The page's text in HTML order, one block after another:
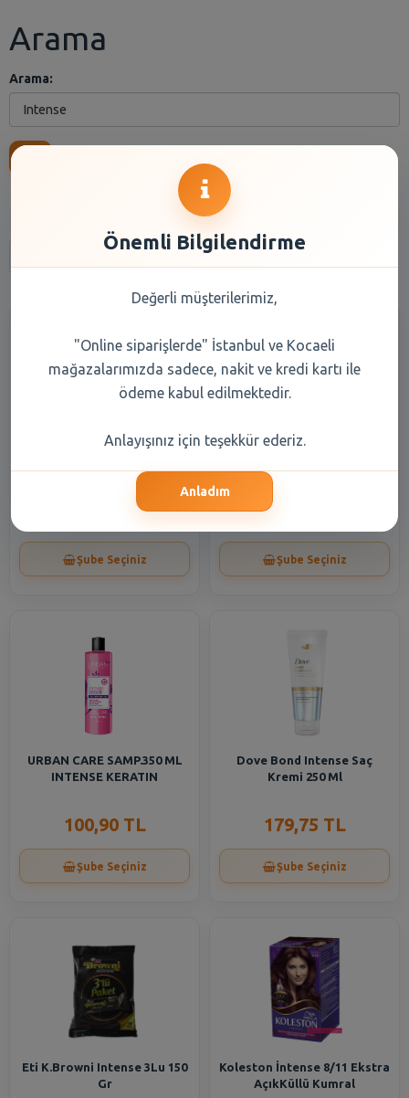
Arama
Arama:
Reyon Seçiniz
İntense&Keratin 250 ml
217,50 TL
Şube Seçiniz
İntense Keratin Şeffaf 350 Ml
155,35 TL
Şube Seçiniz
URBAN CARE SAMP.350 ML
INTENSE KERATIN
100,90 TL
Şube Seçiniz
Dove Bond Intense Saç
Kremi 250 Ml
179,75 TL
Şube Seçiniz
Eti K.Browni Intense 3Lu 150
Gr
Koleston İntense 8/11 Ekstra
AçıkKüllü Kumral
Önemli Bilgilendirme
Değerli müşterilerimiz,
"Online siparişlerde" İstanbul ve Kocaeli
mağazalarımızda sadece, nakit ve kredi kartı ile
ödeme kabul edilmektedir.
Anlayışınız için teşekkür ederiz.
Anladım